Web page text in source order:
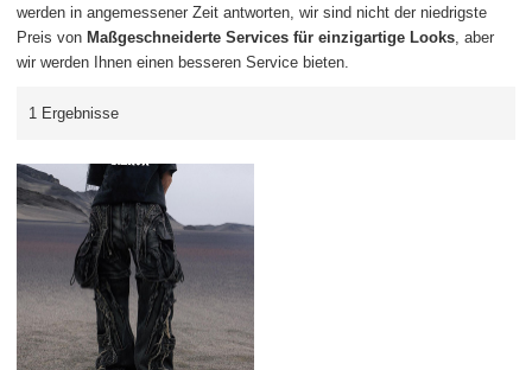
werden in angemessener Zeit antworten, wir sind nicht der niedrigste
Preis von Maßgeschneiderte Services für einzigartige Looks, aber
wir werden Ihnen einen besseren Service bieten.
1 Ergebnisse